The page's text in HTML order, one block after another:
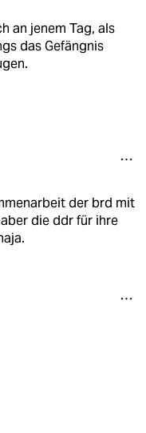
an jenem Tag, als
das Gefängnis
der brd mit
die ddr für ihre